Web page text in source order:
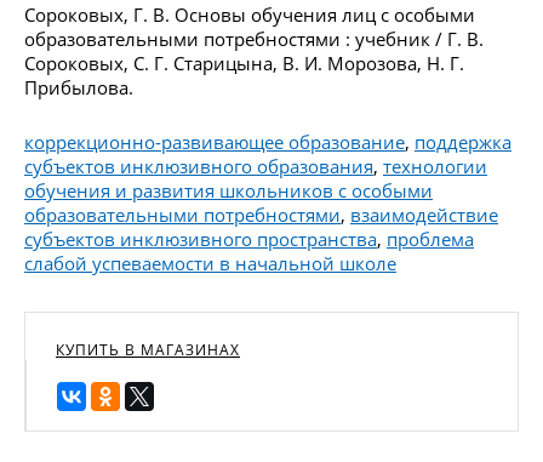
Сороковых, Г. В. Основы обучения лиц с особыми
образовательными потребностями : учебник / Г. В.
Сороковых, С. Г. Старицына, В. И. Морозова, Н. Г.
Прибылова.
коррекционно-развивающее образование, поддержка
субъектов инклюзивного образования, технологии
обучения и развития школьников с особыми
образовательными потребностями, взаимодействие
субъектов инклюзивного пространства, проблема
слабой успеваемости в начальной школе
КУПИТЬ В МАГАЗИНАХ